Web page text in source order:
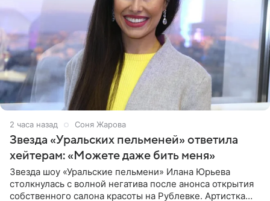
2 часа назад Соня Жарова
Звезда «Уральских пельменей» ответила
хейтерам: «Можете даже бить меня»
Звезда шоу «Уральские пельмени» Илана Юрьева
столкнулась с волной негатива после анонса открытия
собственного салона красоты на Рублевке. Артистка